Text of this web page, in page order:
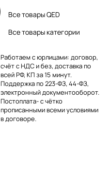
Все товары QED
Все товары категории
Работаем с юрлицами: договор,
счёт с НДС и без, доставка по
всей РФ, КП за 15 минут.
Поддержка по 223-ФЗ, 44-ФЗ,
электронный документооборот.
Постоплата- с чётко
прописанными всеми условиями
в договоре.